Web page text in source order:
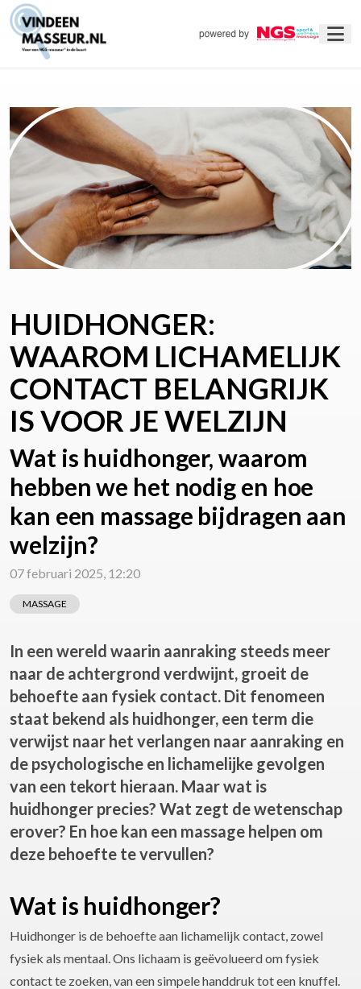
HUIDHONGER:
WAAROM LICHAMELIJK
CONTACT BELANGRIJK
IS VOOR JE WELZIJN
Wat is huidhonger, waarom
hebben we het nodig en hoe
kan een massage bijdragen aan
welzijn?
07 februari 2025, 12:20
MASSAGE
In een wereld waarin aanraking steeds meer
naar de achtergrond verdwijnt, groeit de
behoefte aan fysiek contact. Dit fenomeen
staat bekend als huidhonger, een term die
verwijst naar het verlangen naar aanraking en
de psychologische en lichamelijke gevolgen
van een tekort hieraan. Maar wat is
huidhonger precies? Wat zegt de wetenschap
erover? En hoe kan een massage helpen om
deze behoefte te vervullen?
Wat is huidhonger?
Huidhonger is de behoefte aan lichamelijk contact, zowel
fysiek als mentaal. Ons lichaam is geëvolueerd om fysiek
contact te zoeken, van een simpele handdruk tot een knuffel.